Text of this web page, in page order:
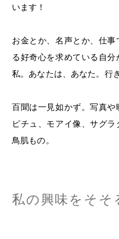
います！
お金とか、名声とか、仕
る好奇心を求めている自
私。あなたは、あなた。行
百聞は一見如かず。写真
ピチュ、モアイ像、サグ
鳥肌もの。
私の興味をそそ